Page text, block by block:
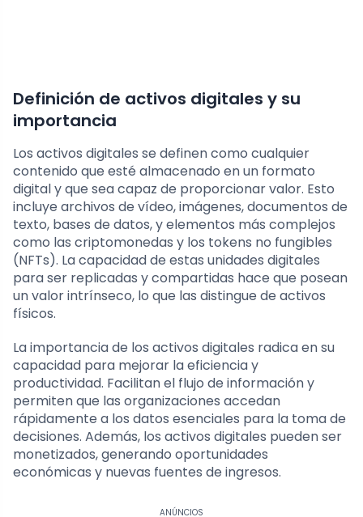
Definición de activos digitales y su
importancia
Los activos digitales se definen como cualquier
contenido que esté almacenado en un formato
digital y que sea capaz de proporcionar valor. Esto
incluye archivos de vídeo, imágenes, documentos de
texto, bases de datos, y elementos más complejos
como las criptomonedas y los tokens no fungibles
(NFTs). La capacidad de estas unidades digitales
para ser replicadas y compartidas hace que posean
un valor intrínseco, lo que las distingue de activos
físicos.
La importancia de los activos digitales radica en su
capacidad para mejorar la eficiencia y
productividad. Facilitan el flujo de información y
permiten que las organizaciones accedan
rápidamente a los datos esenciales para la toma de
decisiones. Además, los activos digitales pueden ser
monetizados, generando oportunidades
económicas y nuevas fuentes de ingresos.
ANÚNCIOS